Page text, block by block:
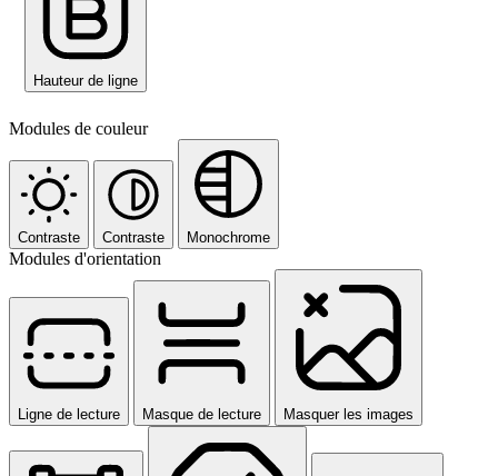
Hauteur de ligne
Modules de couleur
Contraste Contraste Monochrome
Modules d'orientation
Ligne de lecture Masque de lecture Masquer les images